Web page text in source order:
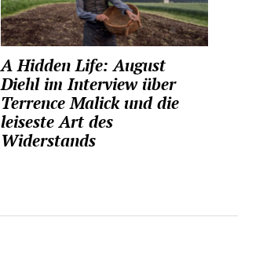
A Hidden Life: August
Diehl im Interview über
Terrence Malick und die
leiseste Art des
Widerstands